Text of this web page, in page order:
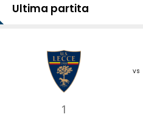
Ultima partita
1
vs